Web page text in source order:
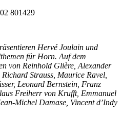
801429
Hervé Joulain und
für Horn. Auf dem
von Reinhold Glière, Alexander
Strauss, Maurice Ravel,
Leonard Bernstein, Franz
Freiherr von Krufft, Emmanuel
Michel Damase, Vincent d’Indy